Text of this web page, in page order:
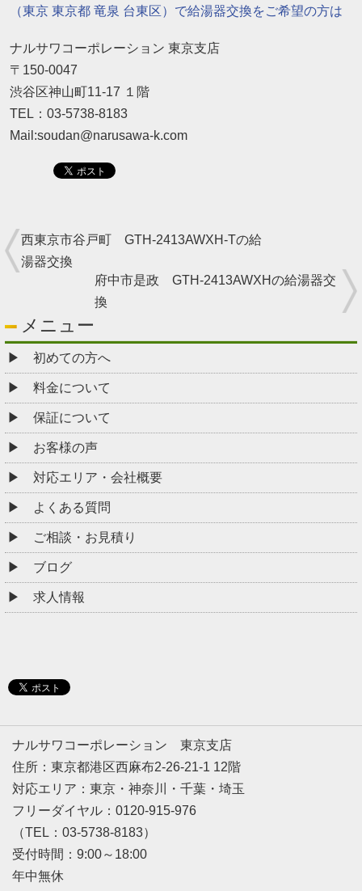
（東京 東京都 竜泉 台東区）で給湯器交換をご希望の方は
ナルサワコーポレーション 東京支店
〒150-0047
渋谷区神山町11-17 １階
TEL：03-5738-8183
Mail:soudan@narusawa-k.com
西東京市谷戸町 GTH-2413AWXH-Tの給
湯器交換
府中市是政 GTH-2413AWXHの給湯器交
換
メニュー
初めての方へ
料金について
保証について
お客様の声
対応エリア・会社概要
よくある質問
ご相談・お見積り
ブログ
求人情報
ナルサワコーポレーション 東京支店
住所：東京都港区西麻布2-26-21-1 12階
対応エリア：東京・神奈川・千葉・埼玉
フリーダイヤル：0120-915-976
（TEL：03-5738-8183）
受付時間：9:00～18:00
年中無休